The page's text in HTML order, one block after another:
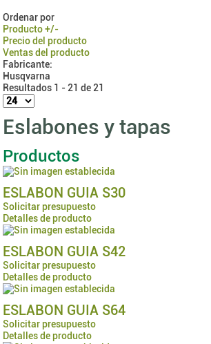
Ordenar por
Producto +/-
Precio del producto
Ventas del producto
Fabricante:
Husqvarna
Resultados 1 - 21 de 21
Eslabones y tapas
Productos
ESLABON GUIA S30
Solicitar presupuesto
Detalles de producto
ESLABON GUIA S42
Solicitar presupuesto
Detalles de producto
ESLABON GUIA S64
Solicitar presupuesto
Detalles de producto